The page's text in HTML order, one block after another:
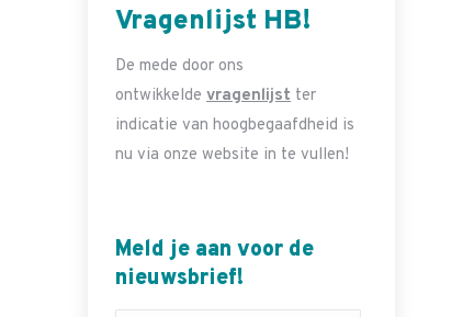
Vragenlijst HB!
De mede door ons
ontwikkelde vragenlijst ter
indicatie van hoogbegaafdheid is
nu via onze website in te vullen!
Meld je aan voor de
nieuwsbrief!